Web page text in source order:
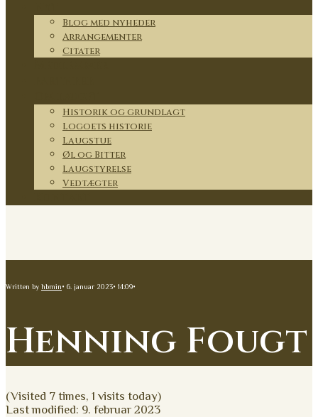
Blog med nyheder
Arrangementer
Citater
Historik og grundlagt
Logoets historie
Laugstue
Øl og Bitter
Laugstyrelse
Vedtægter
Written by hbmin• 6. januar 2023• 14:09•
Henning Fougt
(Visited 7 times, 1 visits today)
Last modified: 9. februar 2023